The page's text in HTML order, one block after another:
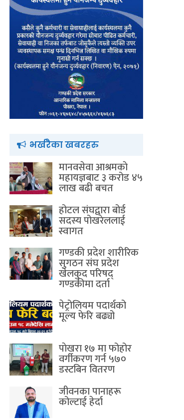
भर्खरैका खबरहरु
मानवसेवा आश्रमकाे‌
महायज्ञबाट ३ करोड ४५
लाख बढी बचत
होटल संघद्वारा बोर्ड
सदस्य पोखरेललाई
स्वागत
गण्डकी प्रदेश शारीरिक
सुगठन संघ प्रदेश
खेलकुद परिषद्
गण्डकीमा दर्ता
पेट्रोलियम पदार्थको
मूल्य फेरि बढ्यो
पाेखरा १७ मा फोहोर
वर्गीकरण गर्न ५७०
डस्टबिन वितरण
जीवनका पानाहरू
कोल्टाई हेर्दा